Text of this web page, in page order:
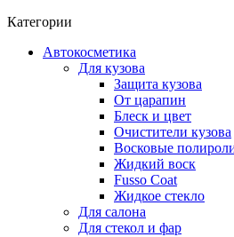
Категории
Автокосметика
Для кузова
Защита кузова
От царапин
Блеск и цвет
Очистители кузова
Восковые
Жидкий воск
Fusso Coat
Жидкое стекло
Для салона
Для стекол и фар